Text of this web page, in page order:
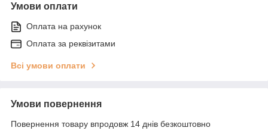
Умови оплати
Оплата на рахунок
Оплата за реквізитами
Всі умови оплати
Умови повернення
Повернення товару впродовж 14 днів безкоштовно